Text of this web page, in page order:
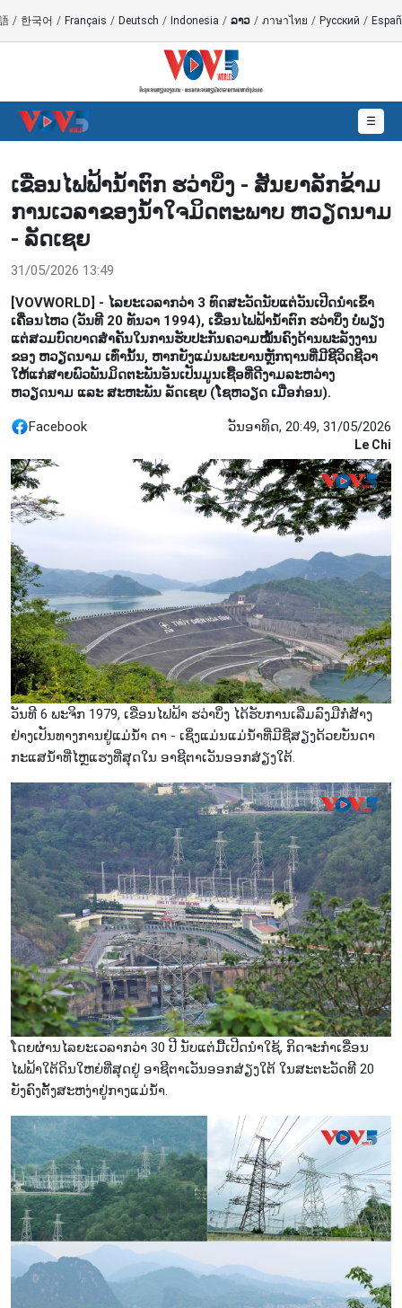
/ 한국어 / Français / Deutsch / Indonesia / ລາວ / ภาษาไทย / Русский /
☰
ເຂື່ອນໄຟຟ້ານ້ຳຕົກ ຮວ່າບິ່ງ - ສັນຍາລັກຂ້າມ
ການເວລາຂອງນ້ຳໃຈມິດຕະພາບ ຫວຽດນາມ
- ລັດເຊຍ
31/05/2026 13:49
[VOVWORLD] - ໄລຍະເວລາກວ່າ 3 ທົດສະວັດນັບແຕ່ວັນເປີດນຳເຂົ້າ
ເຄື່ອນໄຫວ (ວັນທີ 20 ທັນວາ 1994), ເຂື່ອນໄຟຟ້ານ້ຳຕົກ ຮວ່າບິ່ງ ບໍ່ພຽງ
ແຕ່ສວມບົດບາດສຳຄັນໃນການຮັບປະກັນຄວາມໝັ້ນຄົງດ້ານພະລັງງານ
ຂອງ ຫວຽດນາມ ເທົ່ານັ້ນ, ຫາກຍັງແມ່ນພະຍານຫຼັກຖານທີ່ມີຊີວິດຊີວາ
ໃຫ້ແກ່ສາຍພົວພັນມິດຕະພັນອັນເປັນມູນເຊື້ອທີ່ດີງາມລະຫວ່າງ
ຫວຽດນາມ ແລະ ສະຫະພັນ ລັດເຊຍ (ໂຊຫວຽດ ເມື່ອກ່ອນ).
Facebook ວັນອາທິດ, 20:49, 31/05/2026
Le Chi
ວັນທີ 6 ພະຈິກ 1979, ເຂື່ອນໄຟຟ້າ ຮວ່າບິ່ງ ໄດ້ຮັບການເລີ່ມລົງມືກໍ່ສ້າງ
ຢ່າງເປັນທາງການຢູ່ແມ່ນ້ຳ ດາ - ເຊິ່ງແມ່ນແມ່ນ້ຳທີ່ມີຊື່ສຽງດ້ວຍບັນດາ
ກະແສນ້ຳທີ່ໄຫຼແຮງທີ່ສຸດໃນ ອາຊີຕາເວັນອອກສ່ຽງໃຕ້.
ໂດຍຜ່ານໄລຍະເວລາກວ່າ 30 ປີ ນັບແຕ່ມື້ເປີດນຳໃຊ້, ກິດຈະກຳເຂື່ອນ
ໄຟຟ້າໃຕ້ດິນໃຫຍ່ທີ່ສຸດຢູ່ ອາຊີຕາເວັນອອກສ່ຽງໃຕ້ ໃນສະຕະວັດທີ 20
ຍັງຄົງຕັ້ງສະຫງ່າຢູ່ກາງແມ່ນ້ຳ.